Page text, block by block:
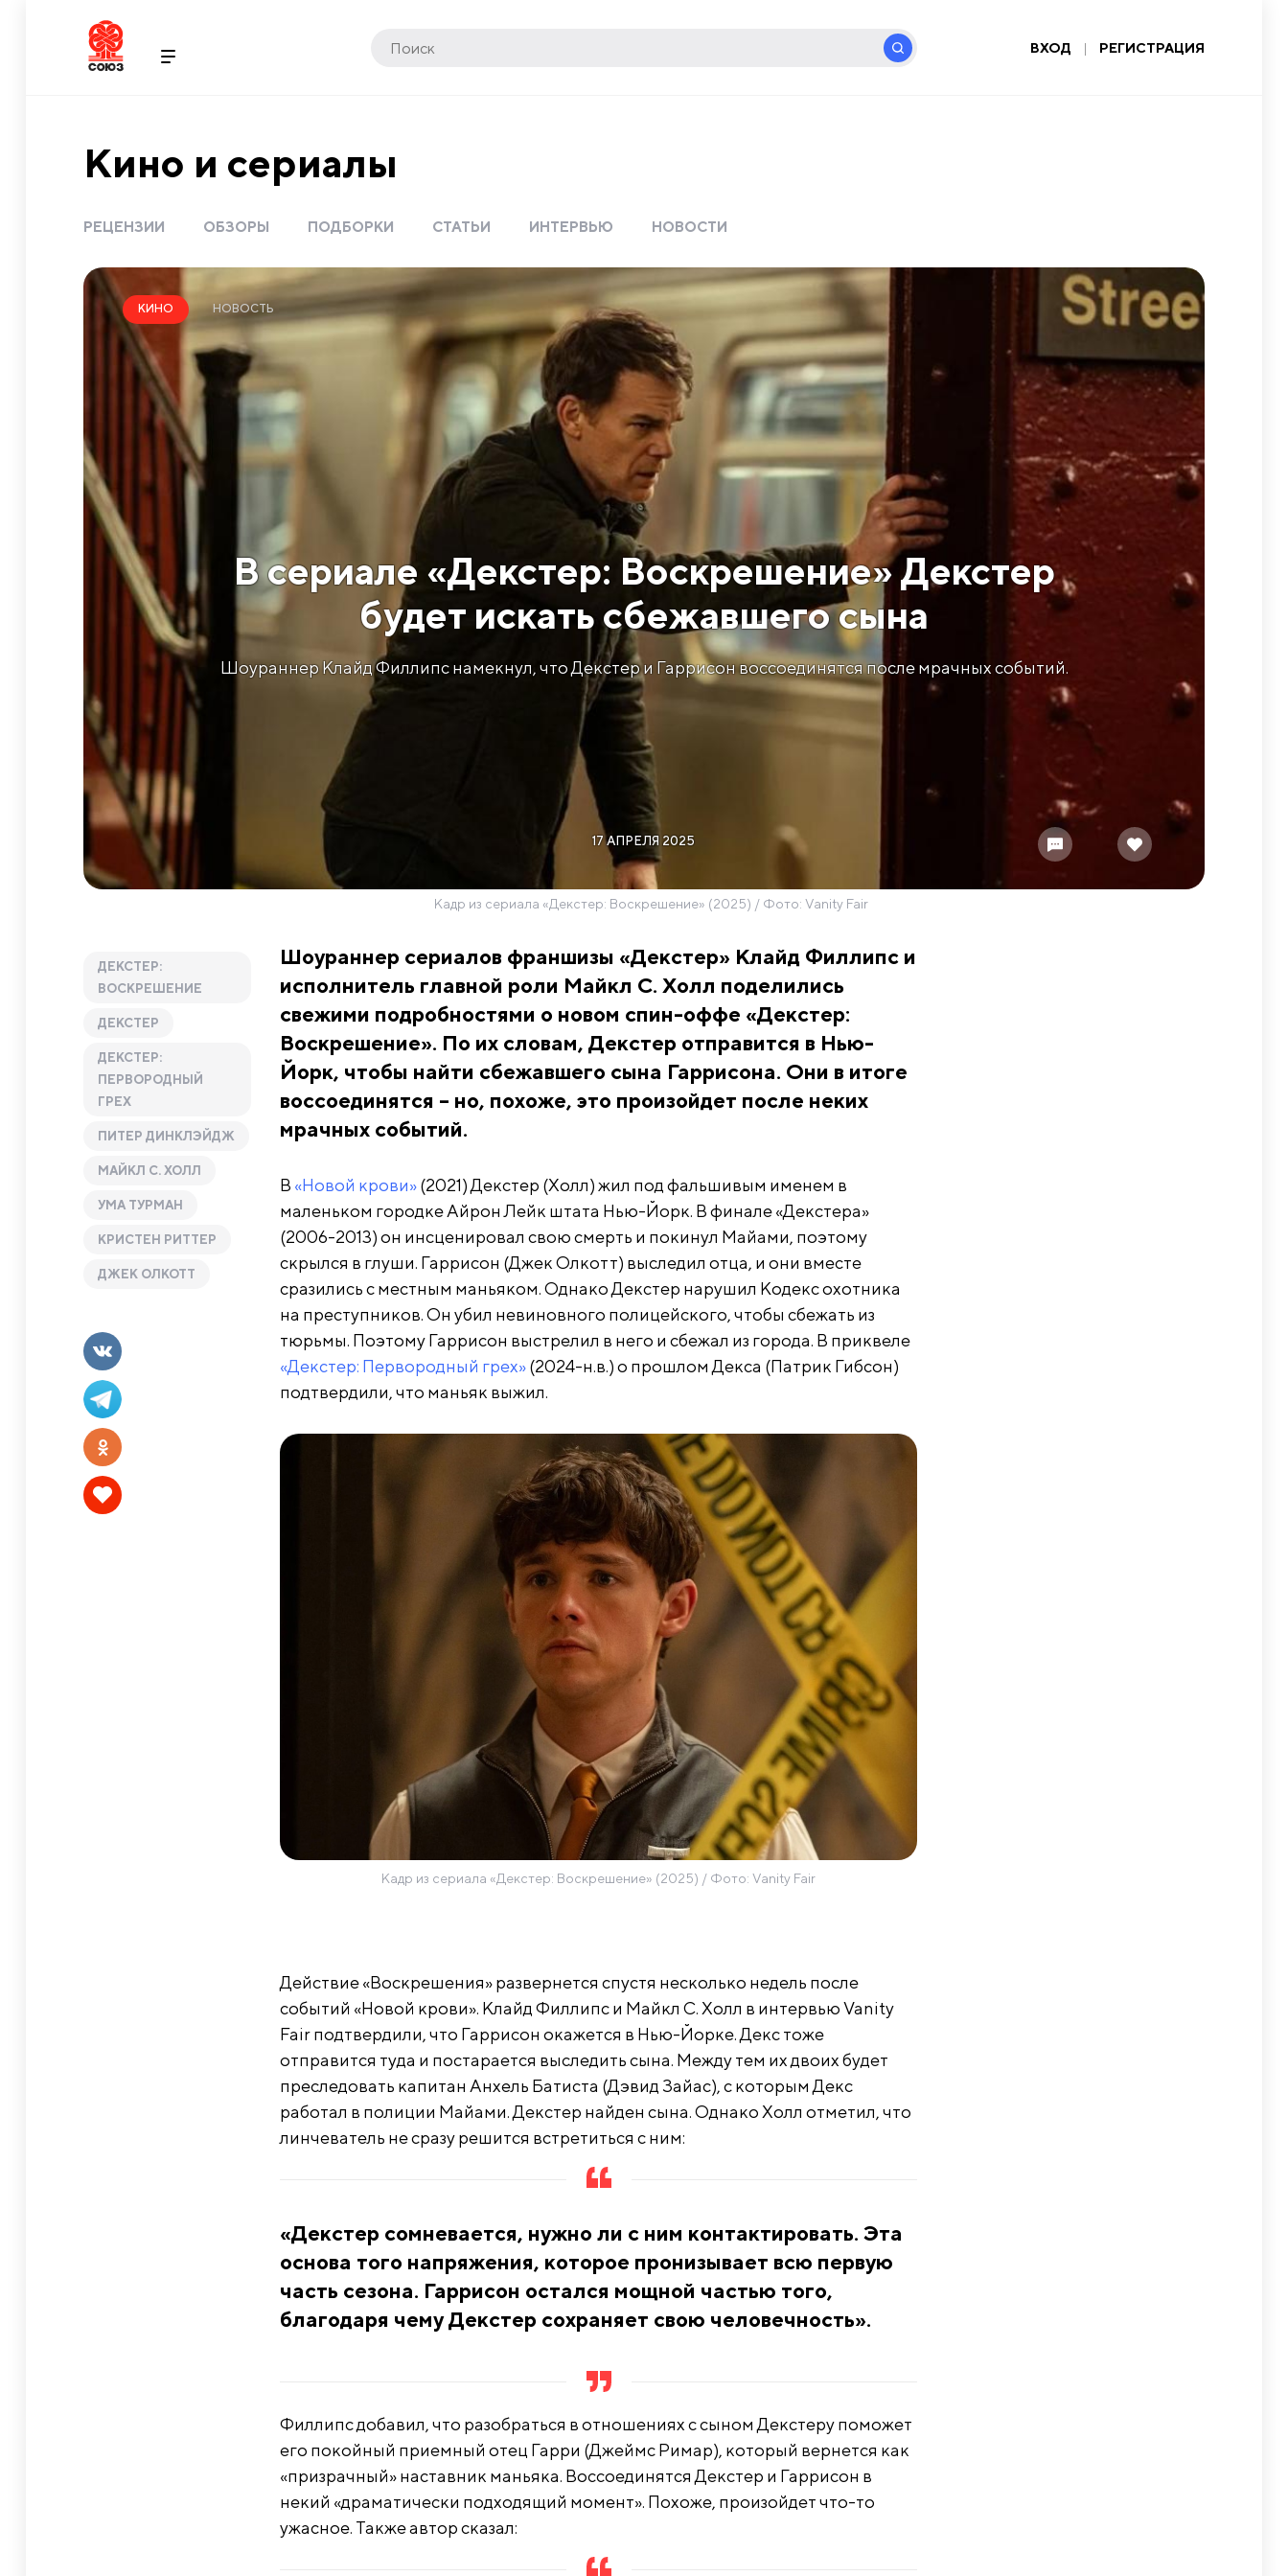
ВХОД | РЕГИСТРАЦИЯ
Кино и сериалы
РЕЦЕНЗИИ ОБЗОРЫ ПОДБОРКИ СТАТЬИ ИНТЕРВЬЮ НОВОСТИ
В сериале «Декстер: Воскрешение» Декстер
будет искать сбежавшего сына
Шоураннер Клайд Филлипс намекнул, что Декстер и Гаррисон воссоединятся после мрачных событий.
КИНО НОВОСТЬ
17 АПРЕЛЯ 2025
Кадр из сериала «Декстер: Воскрешение» (2025) / Фото: Vanity Fair
ДЕКСТЕР:
ВОСКРЕШЕНИЕ
ДЕКСТЕР
ДЕКСТЕР:
ПЕРВОРОДНЫЙ
ГРЕХ
ПИТЕР ДИНКЛЭЙДЖ
МАЙКЛ С. ХОЛЛ
УМА ТУРМАН
КРИСТЕН РИТТЕР
ДЖЕК ОЛКОТТ
Шоураннер сериалов франшизы «Декстер» Клайд Филлипс и
исполнитель главной роли Майкл С. Холл поделились
свежими подробностями о новом спин-оффе «Декстер:
Воскрешение». По их словам, Декстер отправится в Нью-
Йорк, чтобы найти сбежавшего сына Гаррисона. Они в итоге
воссоединятся – но, похоже, это произойдет после неких
мрачных событий.
В «Новой крови»(2021) Декстер (Холл) жил под фальшивым именем в
маленьком городке Айрон Лейк штата Нью-Йорк. В финале «Декстера»
(2006-2013) он инсценировал свою смерть и покинул Майами, поэтому
скрылся в глуши. Гаррисон (Джек Олкотт) выследил отца, и они вместе
сразились с местным маньяком. Однако Декстер нарушил Кодекс охотника
на преступников. Он убил невиновного полицейского, чтобы сбежать из
тюрьмы. Поэтому Гаррисон выстрелил в него и сбежал из города. В приквеле
«Декстер: Первородный грех»(2024-н.в.) о прошлом Декса (Патрик Гибсон)
подтвердили, что маньяк выжил.
Кадр из сериала «Декстер: Воскрешение» (2025) / Фото: Vanity Fair
Действие «Воскрешения» развернется спустя несколько недель после
событий «Новой крови». Клайд Филлипс и Майкл С. Холл в интервью Vanity
Fair подтвердили, что Гаррисон окажется в Нью-Йорке. Декс тоже
отправится туда и постарается выследить сына. Между тем их двоих будет
преследовать капитан Анхель Батиста (Дэвид Зайас), с которым Декс
работал в полиции Майами. Декстер найден сына. Однако Холл отметил, что
линчеватель не сразу решится встретиться с ним:
«Декстер сомневается, нужно ли с ним контактировать. Эта
основа того напряжения, которое пронизывает всю первую
часть сезона. Гаррисон остался мощной частью того,
благодаря чему Декстер сохраняет свою человечность».
Филлипс добавил, что разобраться в отношениях с сыном Декстеру поможет
его покойный приемный отец Гарри (Джеймс Римар), который вернется как
«призрачный» наставник маньяка. Воссоединятся Декстер и Гаррисон в
некий «драматически подходящий момент». Похоже, произойдет что-то
ужасное. Также автор сказал: